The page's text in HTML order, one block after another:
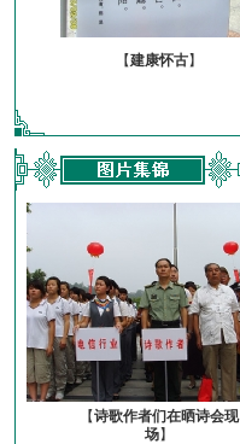
【建康怀古】
【诗歌作者们在晒诗会现
场】